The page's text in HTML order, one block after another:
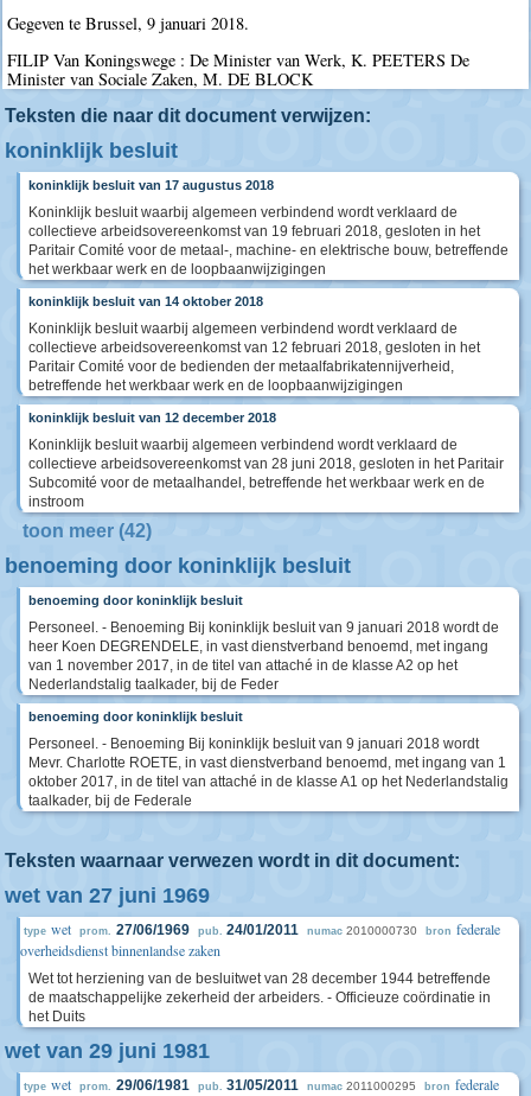
Gegeven te Brussel, 9 januari 2018.
FILIP Van Koningswege : De Minister van Werk, K. PEETERS De
Minister van Sociale Zaken, M. DE BLOCK
Teksten die naar dit document verwijzen:
koninklijk besluit
koninklijk besluit van 17 augustus 2018
Koninklijk besluit waarbij algemeen verbindend wordt verklaard de
collectieve arbeidsovereenkomst van 19 februari 2018, gesloten in het
Paritair Comité voor de metaal-, machine- en elektrische bouw, betreffende
het werkbaar werk en de loopbaanwijzigingen
koninklijk besluit van 14 oktober 2018
Koninklijk besluit waarbij algemeen verbindend wordt verklaard de
collectieve arbeidsovereenkomst van 12 februari 2018, gesloten in het
Paritair Comité voor de bedienden der metaalfabrikatennijverheid,
betreffende het werkbaar werk en de loopbaanwijzigingen
koninklijk besluit van 12 december 2018
Koninklijk besluit waarbij algemeen verbindend wordt verklaard de
collectieve arbeidsovereenkomst van 28 juni 2018, gesloten in het Paritair
Subcomité voor de metaalhandel, betreffende het werkbaar werk en de
instroom
toon meer (42)
benoeming door koninklijk besluit
benoeming door koninklijk besluit
Personeel. - Benoeming Bij koninklijk besluit van 9 januari 2018 wordt de
heer Koen DEGRENDELE, in vast dienstverband benoemd, met ingang
van 1 november 2017, in de titel van attaché in de klasse A2 op het
Nederlandstalig taalkader, bij de Feder
benoeming door koninklijk besluit
Personeel. - Benoeming Bij koninklijk besluit van 9 januari 2018 wordt
Mevr. Charlotte ROETE, in vast dienstverband benoemd, met ingang van 1
oktober 2017, in de titel van attaché in de klasse A1 op het Nederlandstalig
taalkader, bij de Federale
Teksten waarnaar verwezen wordt in dit document:
wet van 27 juni 1969
type wet prom. 27/06/1969 pub. 24/01/2011 numac 2010000730 bron federale
overheidsdienst binnenlandse zaken
Wet tot herziening van de besluitwet van 28 december 1944 betreffende
de maatschappelijke zekerheid der arbeiders. - Officieuze coördinatie in
het Duits
wet van 29 juni 1981
type wet prom. 29/06/1981 pub. 31/05/2011 numac 2011000295 bron federale